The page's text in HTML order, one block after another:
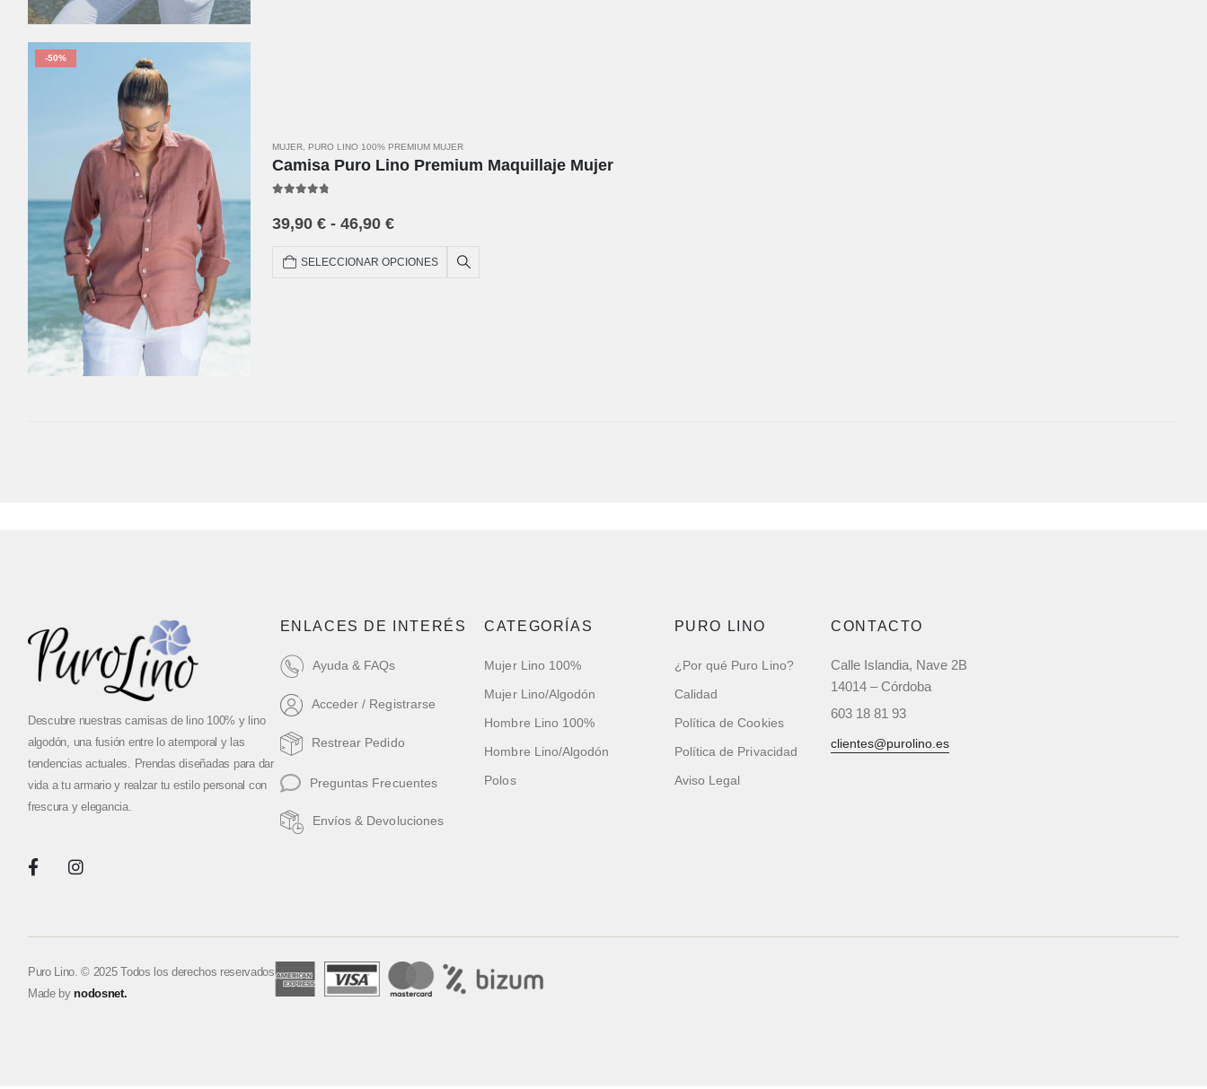
-50%
MUJER, PURO LINO 100% PREMIUM MUJER
Camisa Puro Lino Premium Maquillaje Mujer
39,90 € - 46,90 €
SELECCIONAR OPCIONES
Descubre nuestras camisas de lino 100% y lino
algodón, una fusión entre lo atemporal y las
tendencias actuales. Prendas diseñadas para dar
vida a tu armario y realzar tu estilo personal con
frescura y elegancia.
ENLACES DE INTERÉS
Ayuda & FAQs
Acceder / Registrarse
Restrear Pedido
Preguntas Frecuentes
Envíos & Devoluciones
CATEGORÍAS
Mujer Lino 100%
Mujer Lino/Algodón
Hombre Lino 100%
Hombre Lino/Algodón
Polos
PURO LINO
¿Por qué Puro Lino?
Calidad
Política de Cookies
Política de Privacidad
Aviso Legal
CONTACTO
Calle Islandia, Nave 2B
14014 – Córdoba
603 18 81 93‬
clientes@purolino.es
Puro Lino. © 2025 Todos los derechos reservados
Made bynodosnet.